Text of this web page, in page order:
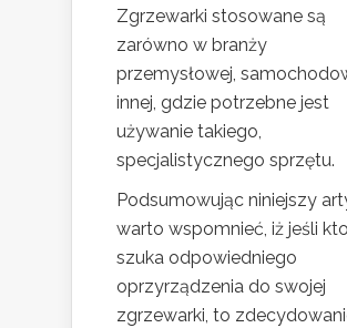
Zgrzewarki stosowane są
zarówno w branży
przemysłowej,
innej, gdzie potrzebne jest
używanie takiego,
specjalistycznego sprzętu.
Podsumowując niniejszy
warto wspomnieć, iż jeśli
szuka odpowiedniego
oprzyrządzenia do swojej
zgrzewarki, to